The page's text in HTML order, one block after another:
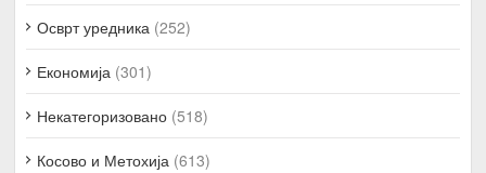
Осврт уредника (252)
Економија (301)
Некатегоризовано (518)
Косово и Метохија (613)